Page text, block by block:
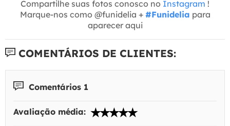
Compartilhe suas fotos conosco no Instagram !
Marque-nos como @funidelia + #Funidelia para
aparecer aqui
COMENTÁRIOS DE CLIENTES:
Comentários 1
Avaliação média: